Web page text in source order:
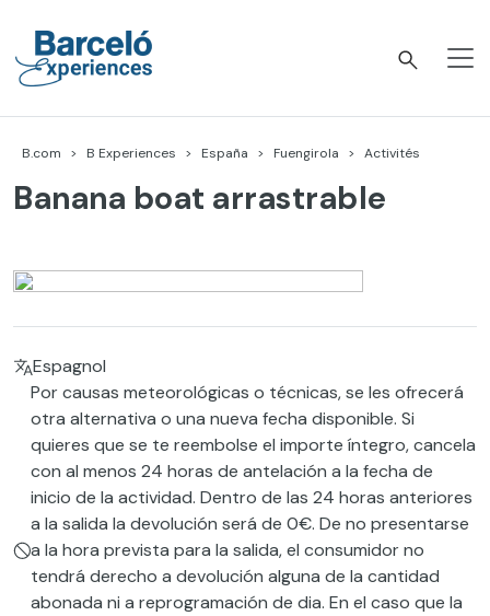
contenu
B.com B Experiences España Fuengirola Activités
Banana boat arrastrable
Espagnol
Por causas meteorológicas o técnicas, se les ofrecerá
otra alternativa o una nueva fecha disponible. Si
quieres que se te reembolse el importe íntegro, cancela
con al menos 24 horas de antelación a la fecha de
inicio de la actividad. Dentro de las 24 horas anteriores
a la salida la devolución será de 0€. De no presentarse
a la hora prevista para la salida, el consumidor no
tendrá derecho a devolución alguna de la cantidad
abonada ni a reprogramación de dia. En el caso que la